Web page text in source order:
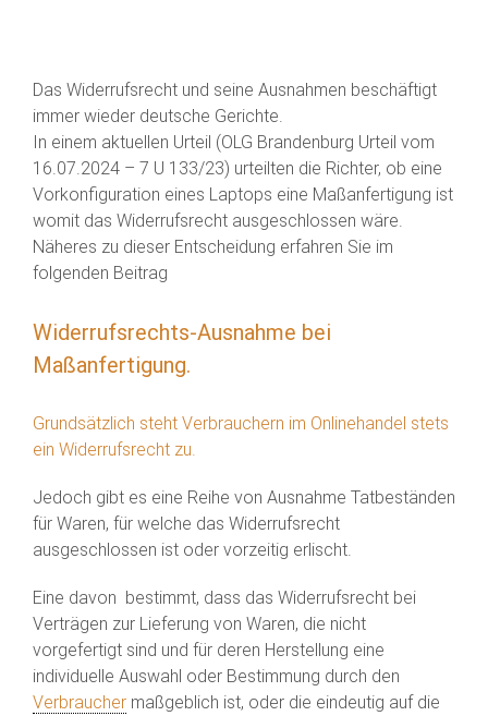
Das Widerrufsrecht und seine Ausnahmen beschäftigt
immer wieder deutsche Gerichte.
In einem aktuellen Urteil (OLG Brandenburg Urteil vom
16.07.2024 – 7 U 133/23) urteilten die Richter, ob eine
Vorkonfiguration eines Laptops eine Maßanfertigung ist
womit das Widerrufsrecht ausgeschlossen wäre.
Näheres zu dieser Entscheidung erfahren Sie im
folgenden Beitrag
Widerrufsrechts-Ausnahme bei
Maßanfertigung.
Grundsätzlich steht Verbrauchern im Onlinehandel stets
ein Widerrufsrecht zu.
Jedoch gibt es eine Reihe von Ausnahme Tatbeständen
für Waren, für welche das Widerrufsrecht
ausgeschlossen ist oder vorzeitig erlischt.
Eine davon bestimmt, dass das Widerrufsrecht bei
Verträgen zur Lieferung von Waren, die nicht
vorgefertigt sind und für deren Herstellung eine
individuelle Auswahl oder Bestimmung durch den
Verbraucher maßgeblich ist, oder die eindeutig auf die